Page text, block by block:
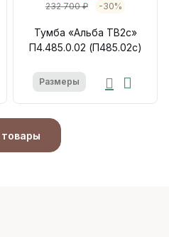
232 700 ₽ -30%
Тумба «Альба ТВ2с»
П4.485.0.02 (П485.02с)
Размеры